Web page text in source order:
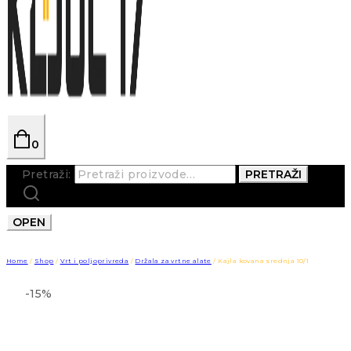
0
Pretraži: PRETRAŽI
OPEN
Home / Shop / Vrt i poljoprivreda / Držala za vrtne alate / Kajla kovana srednja 10/1
-15%